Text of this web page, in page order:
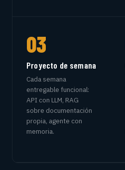
03
Proyecto de semana
Cada semana
entregable funcional:
API con LLM, RAG
sobre documentación
propia, agente con
memoria.